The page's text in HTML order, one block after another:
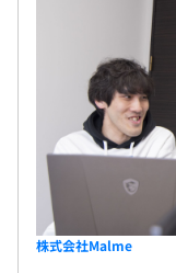
株式会社Malme